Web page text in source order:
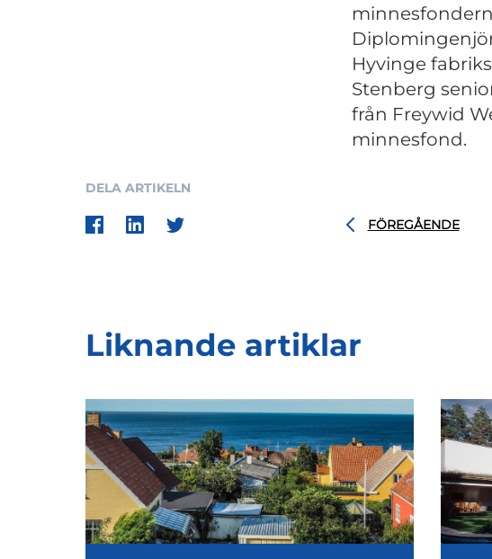
Hyvinge
Stenberg
från Freywid
minnesfond.
DELA ARTIKELN
FÖREGÅENDE
Liknande artiklar